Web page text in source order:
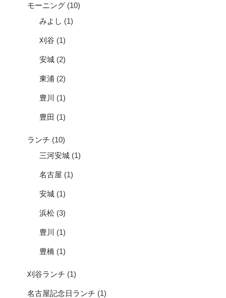
モーニング (10)
みよし (1)
刈谷 (1)
安城 (2)
東浦 (2)
豊川 (1)
豊田 (1)
ランチ (10)
三河安城 (1)
名古屋 (1)
安城 (1)
浜松 (3)
豊川 (1)
豊橋 (1)
刈谷ランチ (1)
名古屋記念日ランチ (1)